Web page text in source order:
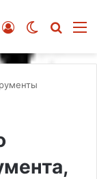
Switch skin
Войти